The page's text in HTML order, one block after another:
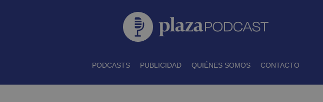
PODCASTS PUBLICIDAD QUIÉNES SOMOS CONTACTO